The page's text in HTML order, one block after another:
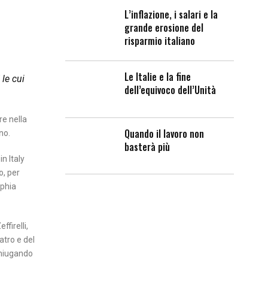
le cui
nella
Italy
per
e del
L’inflazione, i salari e la
grande erosione del
risparmio italiano
Le Italie e la fine
dell’equivoco dell’Unità
Quando il lavoro non
basterà più